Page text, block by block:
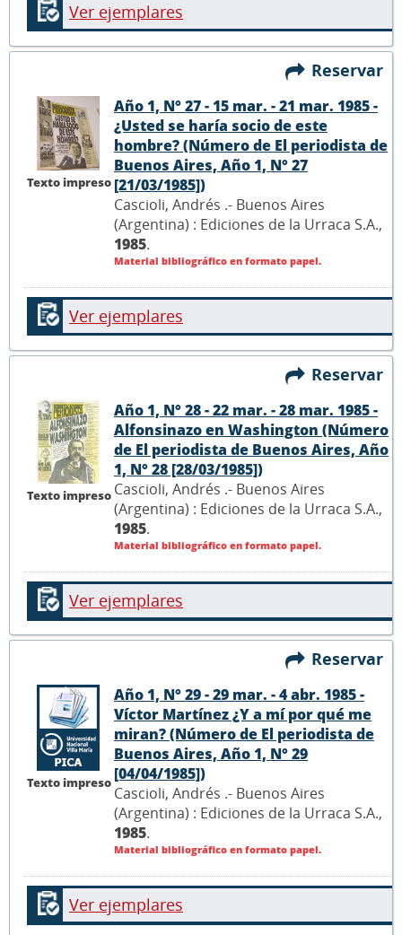
Ver ejemplares
Reservar
Texto impreso
Año 1, N° 27 - 15 mar. - 21 mar. 1985 -
¿Usted se haría socio de este
hombre? (Número de El periodista de
Buenos Aires, Año 1, N° 27
[21/03/1985])
Cascioli, Andrés .- Buenos Aires
(Argentina) : Ediciones de la Urraca S.A.,
1985.
Material bibliográfico en formato papel.
Ver ejemplares
Reservar
Texto impreso
Año 1, N° 28 - 22 mar. - 28 mar. 1985 -
Alfonsinazo en Washington (Número
de El periodista de Buenos Aires, Año
1, N° 28 [28/03/1985])
Cascioli, Andrés .- Buenos Aires
(Argentina) : Ediciones de la Urraca S.A.,
1985.
Material bibliográfico en formato papel.
Ver ejemplares
Reservar
Texto impreso
Año 1, N° 29 - 29 mar. - 4 abr. 1985 -
Víctor Martínez ¿Y a mí por qué me
miran? (Número de El periodista de
Buenos Aires, Año 1, N° 29
[04/04/1985])
Cascioli, Andrés .- Buenos Aires
(Argentina) : Ediciones de la Urraca S.A.,
1985.
Material bibliográfico en formato papel.
Ver ejemplares